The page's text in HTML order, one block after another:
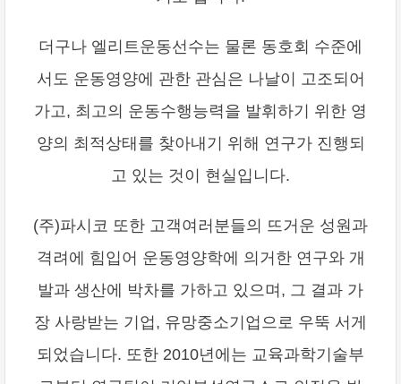
더구나 엘리트운동선수는 물론 동호회 수준에
서도 운동영양에 관한 관심은 나날이 고조되어
가고, 최고의 운동수행능력을 발휘하기 위한 영
양의 최적상태를 찾아내기 위해 연구가 진행되
고 있는 것이 현실입니다.
(주)파시코 또한 고객여러분들의 뜨거운 성원과
격려에 힘입어 운동영양학에 의거한 연구와 개
발과 생산에 박차를 가하고 있으며, 그 결과 가
장 사랑받는 기업, 유망중소기업으로 우뚝 서게
되었습니다. 또한 2010년에는 교육과학기술부